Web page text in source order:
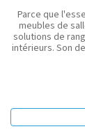
Parce que
meubles de
solutions de
intérieurs. Son